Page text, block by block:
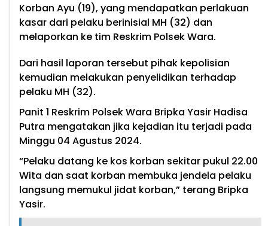
Korban Ayu (19), yang mendapatkan perlakuan
kasar dari pelaku berinisial MH (32) dan
melaporkan ke tim Reskrim Polsek Wara.
Dari hasil laporan tersebut pihak kepolisian
kemudian melakukan penyelidikan terhadap
pelaku MH (32).
Panit 1 Reskrim Polsek Wara Bripka Yasir Hadisa
Putra mengatakan jika kejadian itu terjadi pada
Minggu 04 Agustus 2024.
“Pelaku datang ke kos korban sekitar pukul 22.00
Wita dan saat korban membuka jendela pelaku
langsung memukul jidat korban,” terang Bripka
Yasir.